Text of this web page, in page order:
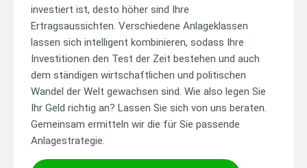
investiert ist, desto höher sind Ihre
Ertragsaussichten. Verschiedene Anlageklassen
lassen sich intelligent kombinieren, sodass Ihre
Investitionen den Test der Zeit bestehen und auch
dem ständigen wirtschaftlichen und politischen
Wandel der Welt gewachsen sind. Wie also legen Sie
Ihr Geld richtig an? Lassen Sie sich von uns beraten.
Gemeinsam ermitteln wir die für Sie passende
Anlagestrategie.